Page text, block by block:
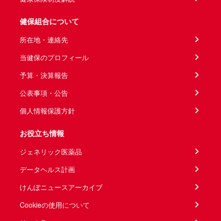
健保組合について
所在地・連絡先
当健保のプロフィール
予算・決算報告
公表事項・公告
個人情報保護方針
お役立ち情報
ジェネリック医薬品
データヘルス計画
けんぽニュースアーカイブ
Cookieの使用について